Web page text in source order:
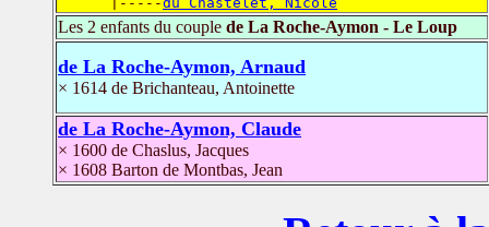
Les 2 enfants du couple de La Roche-Aymon - Le Loup
de La Roche-Aymon, Arnaud
× 1614 de Brichanteau, Antoinette
de La Roche-Aymon, Claude
× 1600 de Chaslus, Jacques
× 1608 Barton de Montbas, Jean